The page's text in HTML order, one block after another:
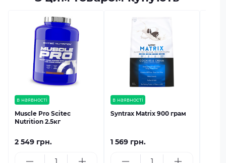
в наявності
Muscle Pro Scitec
Nutrition 2.5кг
2 549 грн.
в наявності
Syntrax Matrix 900 грам
1 569 грн.